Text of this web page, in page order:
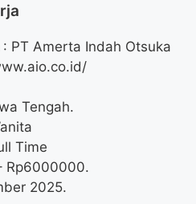
PT Amerta Indah Otsuka
Tengah.
Time
Rp6000000.
2025.